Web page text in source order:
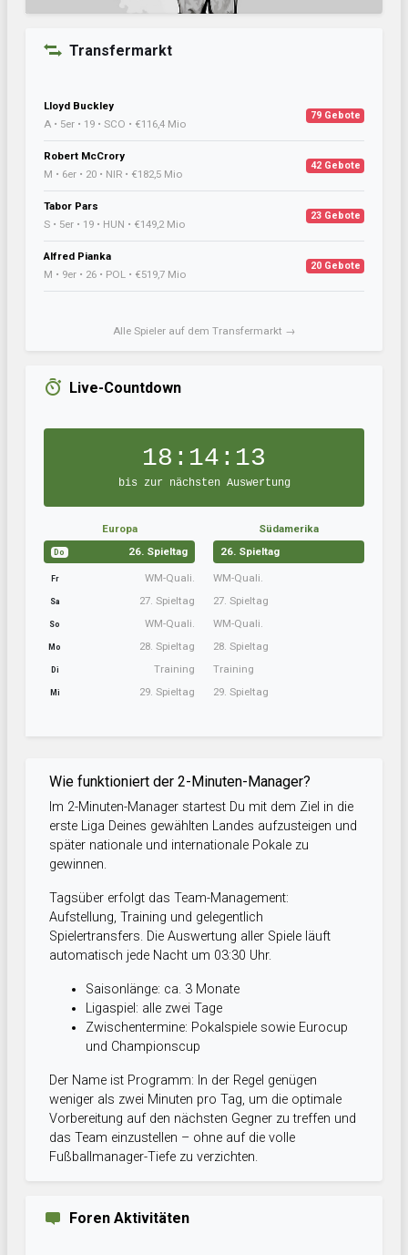
Transfermarkt
Lloyd Buckley
A • 5er • 19 • SCO • €116,4 Mio
79 Gebote
Robert McCrory
M • 6er • 20 • NIR • €182,5 Mio
42 Gebote
Tabor Pars
S • 5er • 19 • HUN • €149,2 Mio
23 Gebote
Alfred Pianka
M • 9er • 26 • POL • €519,7 Mio
20 Gebote
Alle Spieler auf dem Transfermarkt →
Live-Countdown
18:14:13
bis zur nächsten Auswertung
Europa
Do 26. Spieltag
Fr WM-Quali.
Sa 27. Spieltag
So WM-Quali.
Mo 28. Spieltag
Di Training
Mi 29. Spieltag
Südamerika
26. Spieltag
WM-Quali.
27. Spieltag
WM-Quali.
28. Spieltag
Training
29. Spieltag
Wie funktioniert der 2-Minuten-Manager?
Im 2-Minuten-Manager startest Du mit dem Ziel in die
erste Liga Deines gewählten Landes aufzusteigen und
später nationale und internationale Pokale zu
gewinnen.
Tagsüber erfolgt das Team-Management:
Aufstellung, Training und gelegentlich
Spielertransfers. Die Auswertung aller Spiele läuft
automatisch jede Nacht um 03:30 Uhr.
Saisonlänge: ca. 3 Monate
Ligaspiel: alle zwei Tage
Zwischentermine: Pokalspiele sowie Eurocup
und Championscup
Der Name ist Programm: In der Regel genügen
weniger als zwei Minuten pro Tag, um die optimale
Vorbereitung auf den nächsten Gegner zu treffen und
das Team einzustellen – ohne auf die volle
Fußballmanager-Tiefe zu verzichten.
Foren Aktivitäten